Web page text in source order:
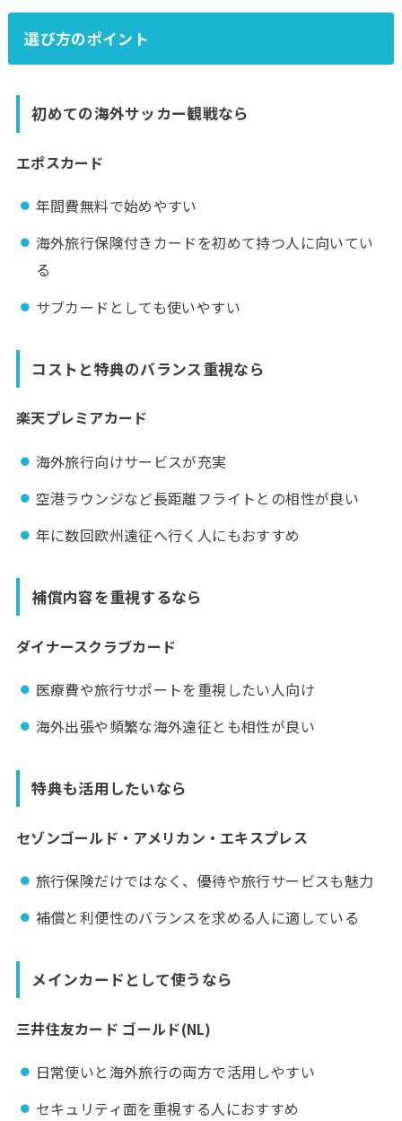
選び方のポイント
初めての海外サッカー観戦なら
エポスカード
年間費無料で始めやすい
海外旅行保険付きカードを初めて持つ人に向いてい
る
サブカードとしても使いやすい
コストと特典のバランス重視なら
楽天プレミアカード
海外旅行向けサービスが充実
空港ラウンジなど長距離フライトとの相性が良い
年に数回欧州遠征へ行く人にもおすすめ
補償内容を重視するなら
ダイナースクラブカード
医療費や旅行サポートを重視したい人向け
海外出張や頻繁な海外遠征とも相性が良い
特典も活用したいなら
セゾンゴールド・アメリカン・エキスプレス
旅行保険だけではなく、優待や旅行サービスも魅力
補償と利便性のバランスを求める人に適している
メインカードとして使うなら
三井住友カード ゴールド(NL)
日常使いと海外旅行の両方で活用しやすい
セキュリティ面を重視する人におすすめ